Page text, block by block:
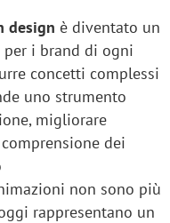
design è diventato un
i brand di ogni
concetti complessi
uno strumento
migliorare
dei
non sono più
rappresentano un